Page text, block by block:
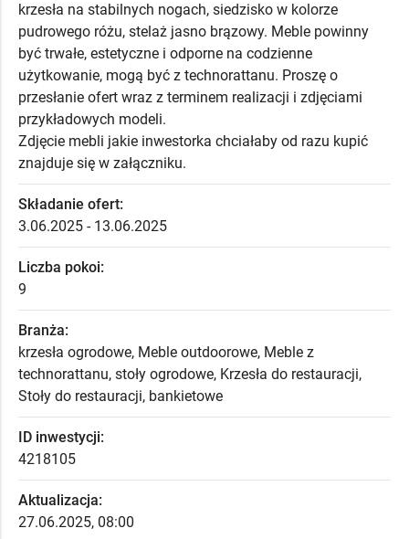
krzesła na stabilnych nogach, siedzisko w kolorze
pudrowego różu, stelaż jasno brązowy. Meble powinny
być trwałe, estetyczne i odporne na codzienne
użytkowanie, mogą być z technorattanu. Proszę o
przesłanie ofert wraz z terminem realizacji i zdjęciami
przykładowych modeli.
Zdjęcie mebli jakie inwestorka chciałaby od razu kupić
znajduje się w załączniku.
Składanie ofert:
3.06.2025 - 13.06.2025
Liczba pokoi:
9
Branża:
krzesła ogrodowe, Meble outdoorowe, Meble z
technorattanu, stoły ogrodowe, Krzesła do restauracji,
Stoły do restauracji, bankietowe
ID inwestycji:
4218105
Aktualizacja:
27.06.2025, 08:00